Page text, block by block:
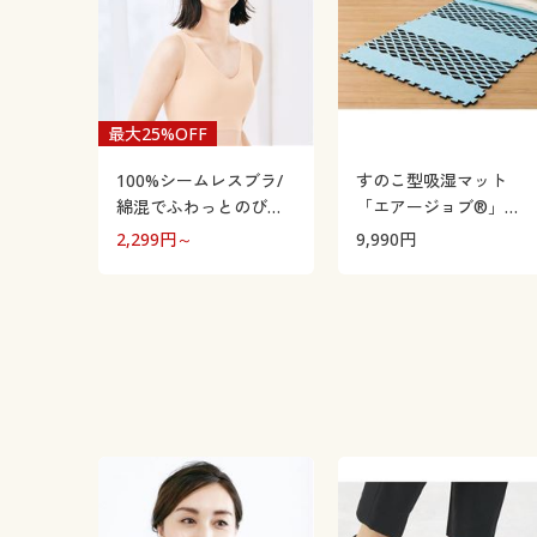
100%シームレスブラ/
綿混でふわっとのびの
び!(ノンワイヤー・ソフ
最大25%OFF
2,299円～
すのこ型吸湿マット
「エアージョブ®」
Max
9,990円